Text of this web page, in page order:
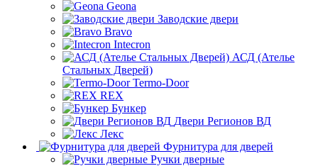
Geona
Заводские двери
Bravo
Intecron
АСД (Ателье
Стальных Дверей)
Termo-Door
REX
Бункер
Двери Регионов ВД
Лекс
Фурнитура для дверей
Ручки дверные